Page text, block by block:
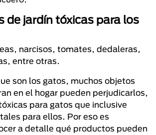
jardín tóxicas para los
narcisos, tomates, dedaleras,
entre otras.
son los gatos, muchos objetos
en el hogar pueden perjudicarlos,
para gatos que inclusive
para ellos. Por eso es
a detalle qué productos pueden